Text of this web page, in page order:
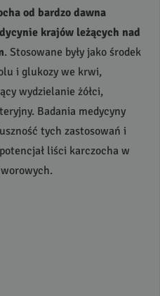
od bardzo dawna
krajów leżących nad
. Stosowane były jako środek
i glukozy we krwi,
wydzielanie żółci,
Badania medycyny
tych zastosowań i
liści karczocha w